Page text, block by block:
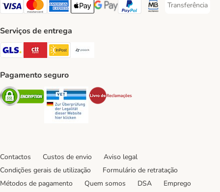
Visa Payment Method
Mastercard Payment Method
American Express Payment Method
Apple Pay Payment Method
Google Pay Payment Method
PayPal Payment Method
Multibanco Payment
Transferência
Transferência
Serviços de entrega
GLS Shipping Method
CTTExpress Shipping Method
InPost Shipping Method
Pagamento seguro
Security Security
Contactos Custos de envio
Aviso legal
Condições gerais de utilização
Formulário de retratação
Métodos de pagamento
Quem somos DSA
Emprego